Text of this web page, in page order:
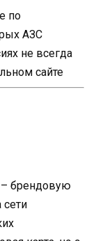
по
АЗС
не всегда
сайте
– брендовую
сети